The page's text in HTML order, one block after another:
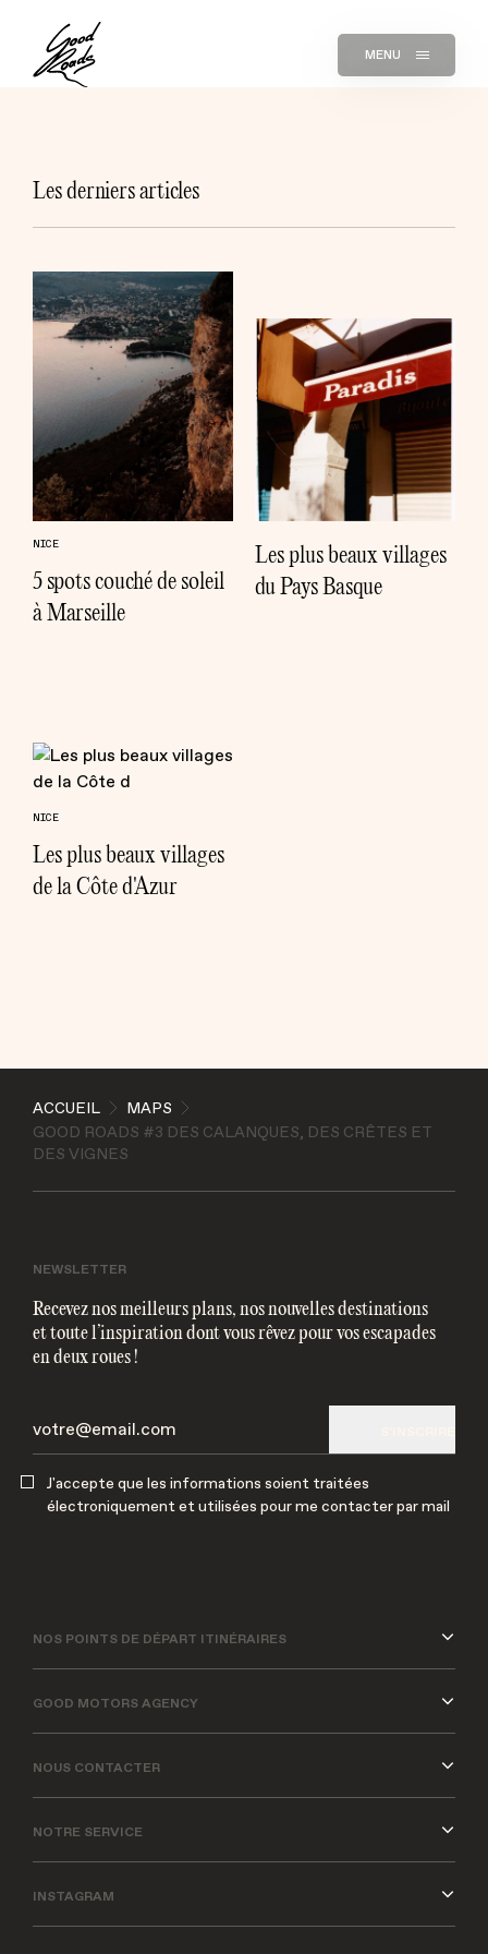
J'accepte que les informations soient traitées
électroniquement et utilisées pour me contacter par
MENU
Les derniers articles
NICE
5 spots couché de soleil
à Marseille
Les plus beaux villages
du Pays Basque
NICE
Les plus beaux villages
de la Côte d'Azur
ACCUEIL
MAPS
GOOD ROADS #3 DES CALANQUES, DES CRÊTES ET
DES VIGNES
NEWSLETTER
Recevez nos meilleurs plans, nos nouvelles destinations
et toute l’inspiration dont vous rêvez pour vos escapades
en deux roues !
J'accepte que les informations soient traitées
électroniquement et utilisées pour me contacter par mail
NOS POINTS DE DÉPART ITINÉRAIRES
GOOD MOTORS AGENCY
NOUS CONTACTER
NOTRE SERVICE
INSTAGRAM